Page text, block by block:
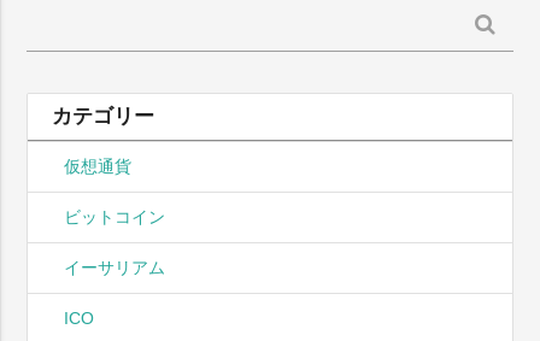
索:
カテゴリー
仮想通貨
ビットコイン
イーサリアム
ICO